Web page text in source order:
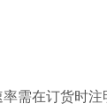
需在订货时注